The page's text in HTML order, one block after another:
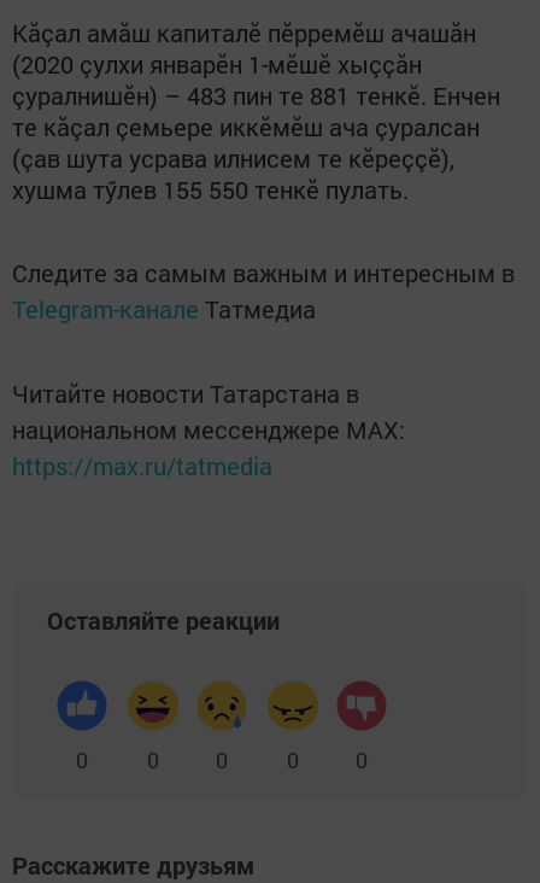
Кăçал амăш капиталӗ пӗрремӗш ачашăн
(2020 çулхи январӗн 1-мӗшӗ хыççăн
çуралнишӗн) – 483 пин те 881 тенкӗ. Енчен
те кăçал çемьере иккӗмӗш ача çуралсан
(çав шута усрава илнисем те кӗреççӗ),
хушма тӳлев 155 550 тенкӗ пулать.
Следите за самым важным и интересным в
Telegram-канале Татмедиа
Читайте новости Татарстана в
национальном мессенджере MАХ:
https://max.ru/tatmedia
Оставляйте реакции
0 0 0 0 0
Расскажите друзьям